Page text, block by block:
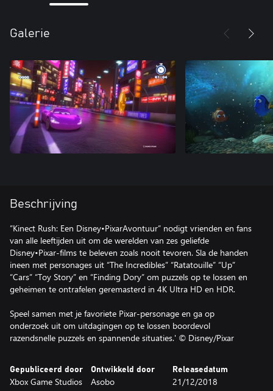
Galerie
Beschrijving
”Kinect Rush: Een Disney•PixarAvontuur” nodigt vrienden en fans
van alle leeftijden uit om de werelden van zes geliefde
Disney•Pixar-films te beleven zoals nooit tevoren. Sla de handen
ineen met personages uit “The Incredibles” “Ratatouille” “Up”
“Cars” “Toy Story” en “Finding Dory” om puzzels op te lossen en
geheimen te ontrafelen geremasterd in 4K Ultra HD en HDR.
Speel samen met je favoriete Pixar-personage en ga op
onderzoek uit om uitdagingen op te lossen boordevol
razendsnelle puzzels en spannende situaties.' © Disney/Pixar
Gepubliceerd door
Xbox Game Studios
Ontwikkeld door
Asobo
Releasedatum
21/12/2018